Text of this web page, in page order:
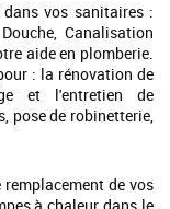
vos sanitaires :
Canalisation
aide en plomberie.
: la rénovation de
et l'entretien de
pose de robinetterie,
de vos